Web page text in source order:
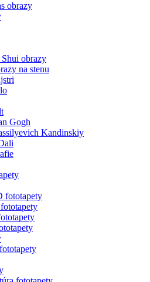
obrazy
Shui obrazy
na stenu
Gogh
Kandinskiy
fototapety